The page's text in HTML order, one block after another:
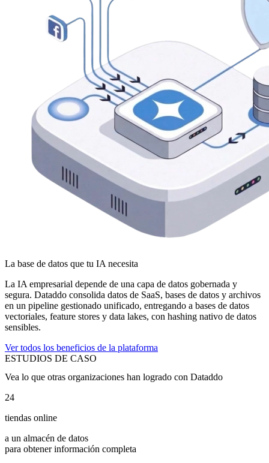
La base de datos que tu IA necesita
La IA empresarial depende de una capa de datos gobernada y
segura. Dataddo consolida datos de SaaS, bases de datos y archivos
en un pipeline gestionado unificado, entregando a bases de datos
vectoriales, feature stores y data lakes, con hashing nativo de datos
sensibles.
Ver todos los beneficios de la plataforma
ESTUDIOS DE CASO
Vea lo que otras organizaciones han logrado con Dataddo
24
tiendas online
a un almacén de datos
para obtener información completa